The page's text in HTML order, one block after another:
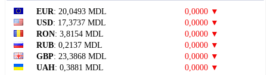
EUR: 20,0493 MDL
0,0000 ▼
USD: 17,3737 MDL
0,0000 ▼
RON: 3,8154 MDL
0,0000 ▼
RUB: 0,2137 MDL
0,0000 ▼
GBP: 23,3868 MDL
0,0000 ▼
UAH: 0,3881 MDL 0,0000 ▼